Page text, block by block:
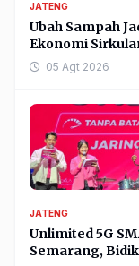
JATENG
Ubah Sampah
Ekonomi
05 Agt 2026
JATENG
Unlimited 5G
Semarang,